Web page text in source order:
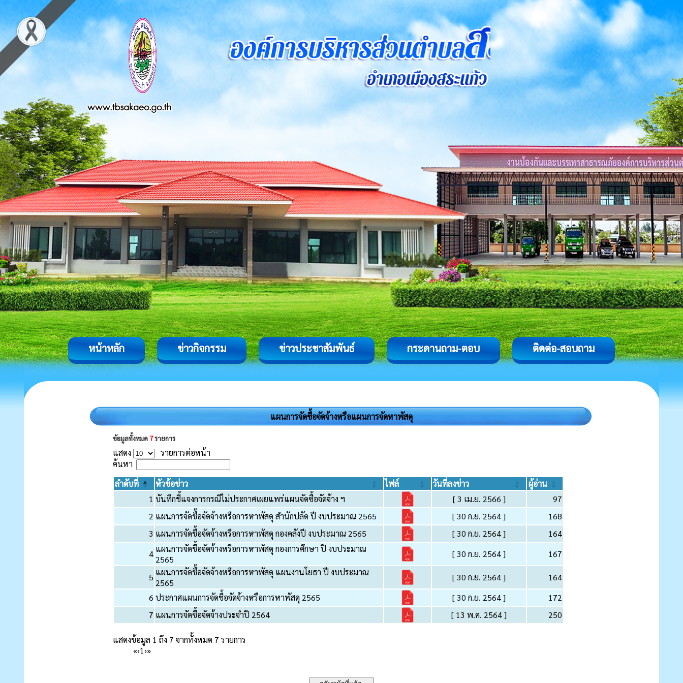
หน้าหลัก ข่าวกิจกรรม ข่าวประชาสัมพันธ์ กระดานถาม-ตอบ ติดต่อ-สอบถาม
แผนการจัดซื้อจัดจ้างหรือแผนการจัดหาพัสดุ
ข้อมูลทั้งหมด 7รายการ
แสดง
รายการต่อหน้า
ค้นหา
ลำดับที่
หัวข้อข่าว ไฟล์ วันที่ลงข่าว
ผู้อ่าน
1 บันทึกชี้แจงการกรณีไม่ประกาศเผยแพร่แผนจัดซื้อจัดจ้าง ฯ [ 3 เม.ย. 2566 ]
97
2 แผนการจัดชื้อจัดจ้างหรือการหาพัสดุ สำนักปลัด ปี งบประมาณ 2565 [ 30 ก.ย. 2564 ]
168
3 แผนการจัดชื้อจัดจ้างหรือการหาพัสดุ กองคลังปี งบประมาณ 2565 [ 30 ก.ย. 2564 ]
164
4 แผนการจัดชื้อจัดจ้างหรือการหาพัสดุ กองการศึกษา ปี งบประมาณ
2565
[ 30 ก.ย. 2564 ] 167
5 แผนการจัดชื้อจัดจ้างหรือการหาพัสดุ แผนงานโยธา ปี งบประมาณ
2565
[ 30 ก.ย. 2564 ]
164
6 ประกาศแผนการจัดชื้อจัดจ้างหรือการหาพัสดุ 2565 [ 30 ก.ย. 2564 ]
172
7 แผนการจัดซื้อจัดจ้างประจำปี 2564 [ 13 พ.ค. 2564 ] 250
แสดงข้อมูล 1 ถึง 7 จากทั้งหมด 7 รายการ
«‹1›»